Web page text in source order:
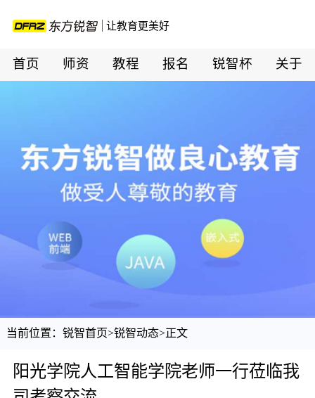
让教育更美好
首页 师资 教程 报名 锐智杯 关于
当前位置： 锐智首页>锐智动态>正文
阳光学院人工智能学院老师一行莅临我